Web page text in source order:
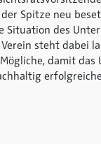
Spitze neu
Situation des
steht dabei
damit das